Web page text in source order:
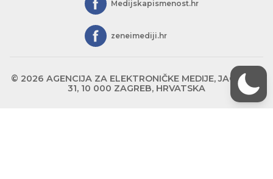
Medijskapismenost.hr
zeneimediji.hr
© 2026 AGENCIJA ZA ELEKTRONIČKE MEDIJE, JAGIĆEVA
31, 10 000 ZAGREB, HRVATSKA